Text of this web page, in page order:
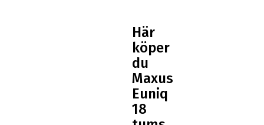
Här
köper
du
Maxus
Euniq
18